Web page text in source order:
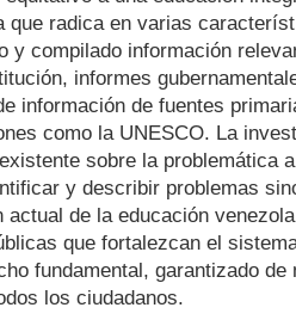
que radica en varias
y compilado información
informes
información de fuentes
como la UNESCO. La
sobre la problemática
y describir problemas
actual de la educación
que fortalezcan el
fundamental, garantizado
los ciudadanos.